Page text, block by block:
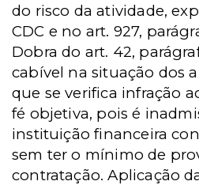
do risco da atividade,
CDC e no art. 927,
Dobra do art. 42,
cabível na situação dos
que se verifica infração
fé objetiva, pois é
instituição financeira
sem ter o mínimo de
contratação. Aplicação